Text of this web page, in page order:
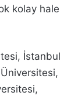
kolay hale
İstanbul